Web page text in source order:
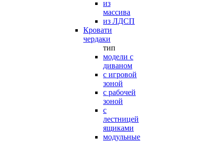
из
массива
из ЛДСП
Кровати
чердаки
тип
модели с
диваном
с игровой
зоной
с рабочей
зоной
с
лестницей
ящиками
модульные